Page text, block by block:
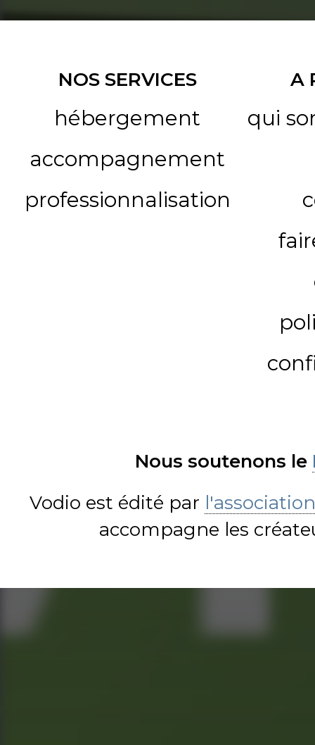
NOS SERVICES
hébergement
accompagnement
professionnalisation
A
qui